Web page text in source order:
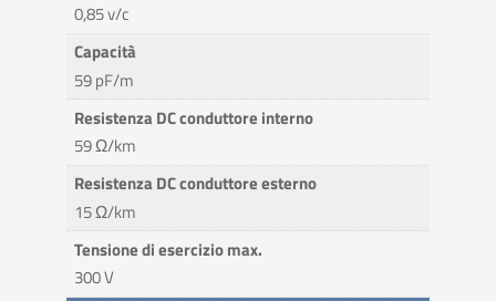
0,85 v/c
Capacità
59 pF/m
Resistenza DC conduttore interno
59 Ω/km
Resistenza DC conduttore esterno
15 Ω/km
Tensione di esercizio max.
300 V